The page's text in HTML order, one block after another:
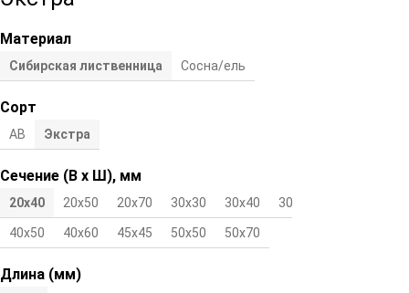
Материал
Сибирская лиственница Сосна/ель
Сорт
АВ Экстра
Сечение (В х Ш), мм
20х40 20х50 20х70 30х30 30х40 30х50
40х50 40х60 45х45 50х50 50х70
Длина (мм)